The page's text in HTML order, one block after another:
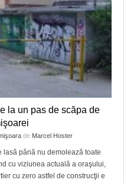
la un pas de scăpa de
de Marcel Hoster
lasă până nu demolează toate
cu viziunea actuală a oraşului,
cu zero astfel de construcţii e